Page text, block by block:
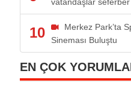
10
Merkez Park’ta
Sineması Buluştu
EN ÇOK